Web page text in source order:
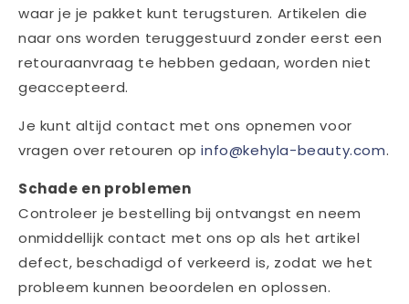
waar je je pakket kunt terugsturen. Artikelen die
naar ons worden teruggestuurd zonder eerst een
retouraanvraag te hebben gedaan, worden niet
geaccepteerd.
Je kunt altijd contact met ons opnemen voor
vragen over retouren opinfo@kehyla-beauty.com.
Schade en problemen
Controleer je bestelling bij ontvangst en neem
onmiddellijk contact met ons op als het artikel
defect, beschadigd of verkeerd is, zodat we het
probleem kunnen beoordelen en oplossen.